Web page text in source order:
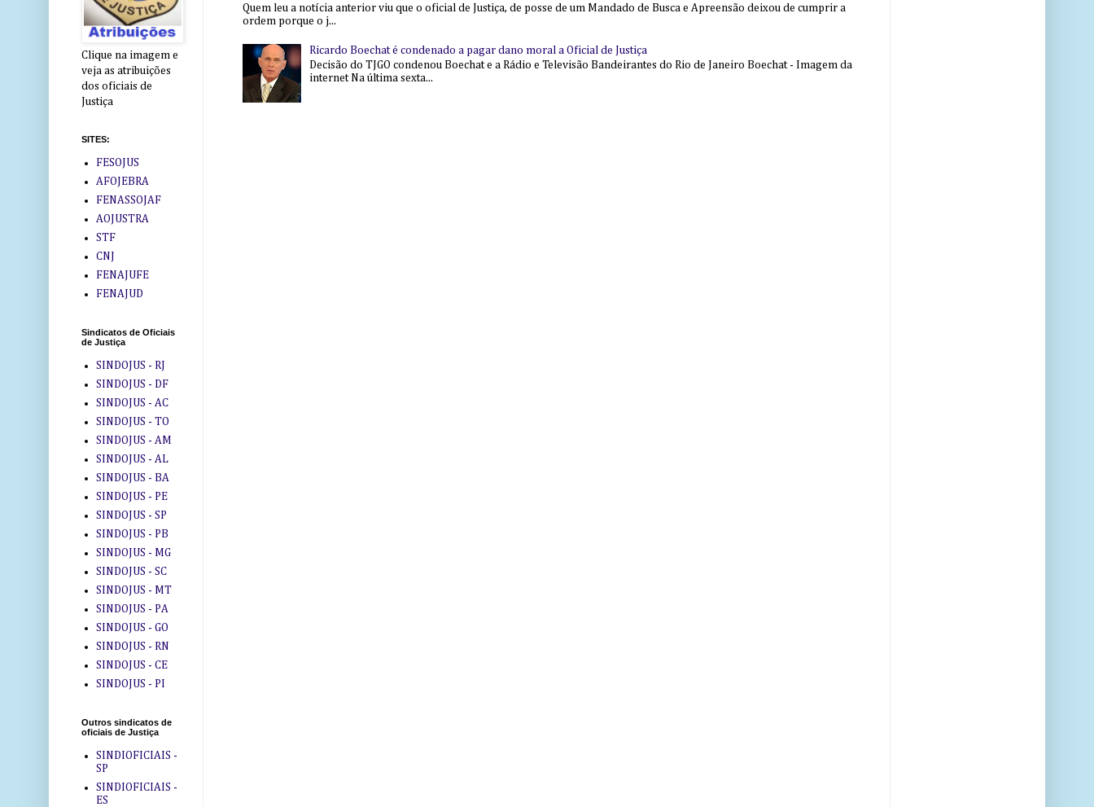
Quem leu a notícia anterior viu que o oficial de Justiça, de posse de um Mandado de Busca e Apreensão deixou de cumprir a
ordem porque o j...
Ricardo Boechat é condenado a pagar dano moral a Oficial de Justiça
Decisão do TJGO condenou Boechat e a Rádio e Televisão Bandeirantes do Rio de Janeiro Boechat - Imagem da
internet Na última sexta...
Clique na imagem e
veja as atribuições
dos oficiais de
Justiça
SITES:
FESOJUS
AFOJEBRA
FENASSOJAF
AOJUSTRA
STF
CNJ
FENAJUFE
FENAJUD
Sindicatos de Oficiais
de Justiça
SINDOJUS - RJ
SINDOJUS - DF
SINDOJUS - AC
SINDOJUS - TO
SINDOJUS - AM
SINDOJUS - AL
SINDOJUS - BA
SINDOJUS - PE
SINDOJUS - SP
SINDOJUS - PB
SINDOJUS - MG
SINDOJUS - SC
SINDOJUS - MT
SINDOJUS - PA
SINDOJUS - GO
SINDOJUS - RN
SINDOJUS - CE
SINDOJUS - PI
Outros sindicatos de
oficiais de Justiça
SINDIOFICIAIS -
SP
SINDIOFICIAIS -
ES